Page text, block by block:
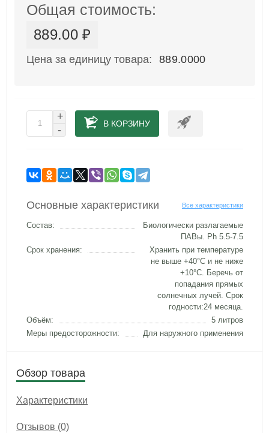
Общая стоимость:
889.00 ₽
Цена за единицу товара: 889.0000
+
-
В КОРЗИНУ
Основные характеристики Все характеристики
Состав:
Биологически разлагаемые
ПАВы. Ph 5.5-7.5
Срок хранения:
Хранить при температуре
не выше +40°C и не ниже
+10°С. Беречь от
попадания прямых
солнечных лучей. Срок
годности:24 месяца.
Объём:
5 литров
Меры предосторожности:
Для наружного применения
Обзор товара
Характеристики
Отзывов (0)